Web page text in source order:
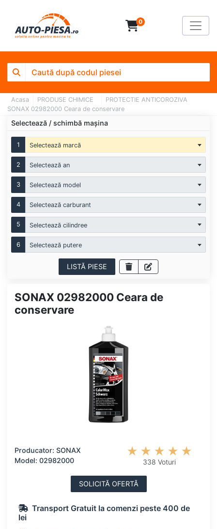
0
Acasa PRODUSE CHIMICE
PROTECTIE ANTICOROZIVA
SONAX 02982000 Ceara de conservare
Selectează / schimbă mașina
1 Selectează marcă
2 Selectează an
3 Selectează model
4 Selectează carburant
5 Selectează cilindree
6 Selectează putere
LISTĂ PIESE
SONAX 02982000 Ceara de
conservare
Producator: SONAX
Model: 02982000
338 Voturi
SOLICITĂ OFERTĂ
Transport Gratuit la comenzi peste 400 de
lei